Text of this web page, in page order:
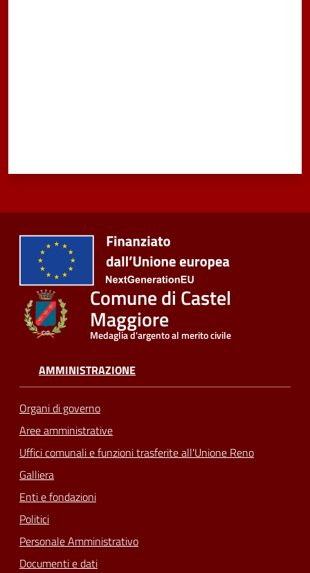
Comune di Castel
Maggiore
Medaglia d'argento al merito civile
AMMINISTRAZIONE
Organi di governo
Aree amministrative
Uffici comunali e funzioni trasferite all'Unione Reno
Galliera
Enti e fondazioni
Politici
Personale Amministrativo
Documenti e dati